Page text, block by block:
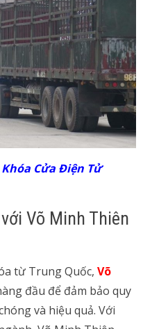
Cửa Điện Tử
Võ Minh Thiên
từ Trung Quốc, Võ
đầu để đảm bảo quy
và hiệu quả. Với